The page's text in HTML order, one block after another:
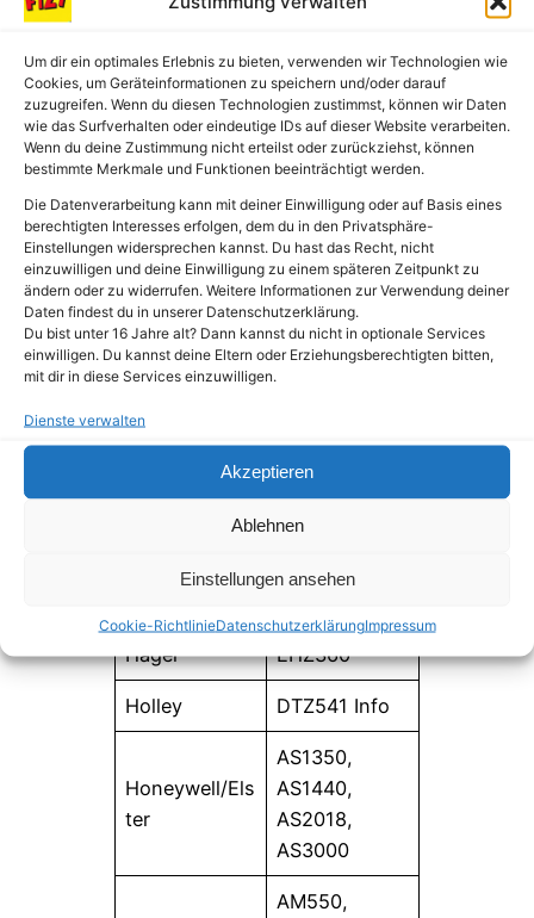
Um dir ein optimales Erlebnis zu bieten, verwenden wir Technologien wie
Cookies, um Geräteinformationen zu speichern und/oder darauf
zuzugreifen. Wenn du diesen Technologien zustimmst, können wir Daten
wie das Surfverhalten oder eindeutige IDs auf dieser Website verarbeiten.
Wenn du deine Zustimmung nicht erteilst oder zurückziehst, können
bestimmte Merkmale und Funktionen beeinträchtigt werden.
Die Datenverarbeitung kann mit deiner Einwilligung oder auf Basis eines
berechtigten Interesses erfolgen, dem du in den Privatsphäre-
Einstellungen widersprechen kannst. Du hast das Recht, nicht
einzuwilligen und deine Einwilligung zu einem späteren Zeitpunkt zu
ändern oder zu widerrufen. Weitere Informationen zur Verwendung deiner
Daten findest du in unserer Datenschutzerklärung.
Du bist unter 16 Jahre alt? Dann kannst du nicht in optionale Services
einwilligen. Du kannst deine Eltern oder Erziehungsberechtigten bitten,
mit dir in diese Services einzuwilligen.
Dienste verwalten
Akzeptieren
Ablehnen
Einstellungen ansehen
Cookie-RichtlinieDatenschutzerklärungImpressum
Liste nicht
kompatibler
Stromzähler
Hersteller Modell
Apator EC3
Bauer BSM
TC2, VC2,
Hager EHZ360
Holley DTZ541 Info
Honeywell/Els
ter
AS1350,
AS1440,
AS2018,
AS3000
AM550,